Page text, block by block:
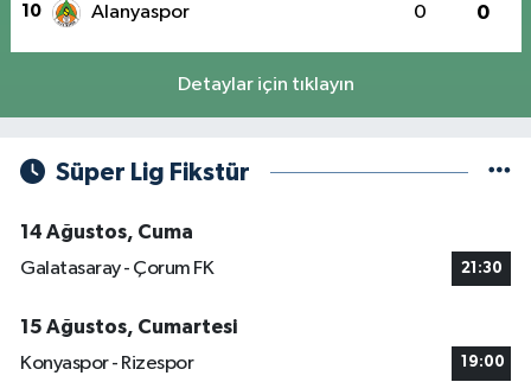
10 Alanyaspor 0 0
Detaylar için tıklayın
Süper Lig Fikstür
14 Ağustos, Cuma
Galatasaray - Çorum FK
21:30
15 Ağustos, Cumartesi
Konyaspor - Rizespor
19:00